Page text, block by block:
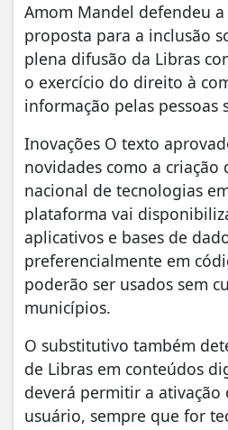
Amom Mandel defendeu
proposta para a inclusão
plena difusão da Libras
o exercício do direito à
informação pelas pessoas
Inovações O texto
novidades como a
nacional de tecnologias
plataforma vai
aplicativos e bases de
preferencialmente em
poderão ser usados sem
municípios.
O substitutivo também
de Libras em conteúdos
deverá permitir a ativação
usuário, sempre que for